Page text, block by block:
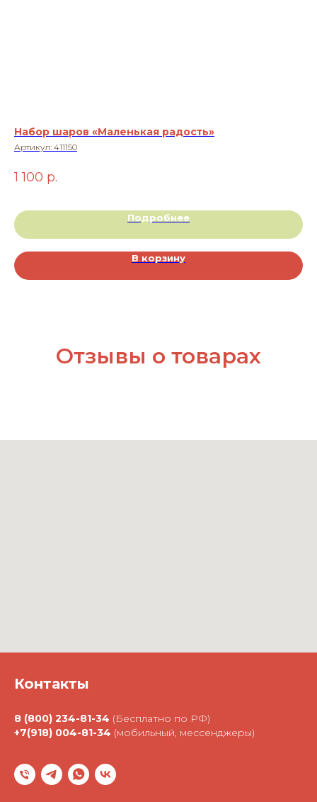
Набор шаров «Маленькая радость»
Артикул: 411150
1 100 р.
Подробнее
В корзину
Отзывы о товарах
Контакты
8 (800) 234-81-34 (Бесплатно по РФ)
+7(918) 004-81-34 (мобильный, мессенджеры)